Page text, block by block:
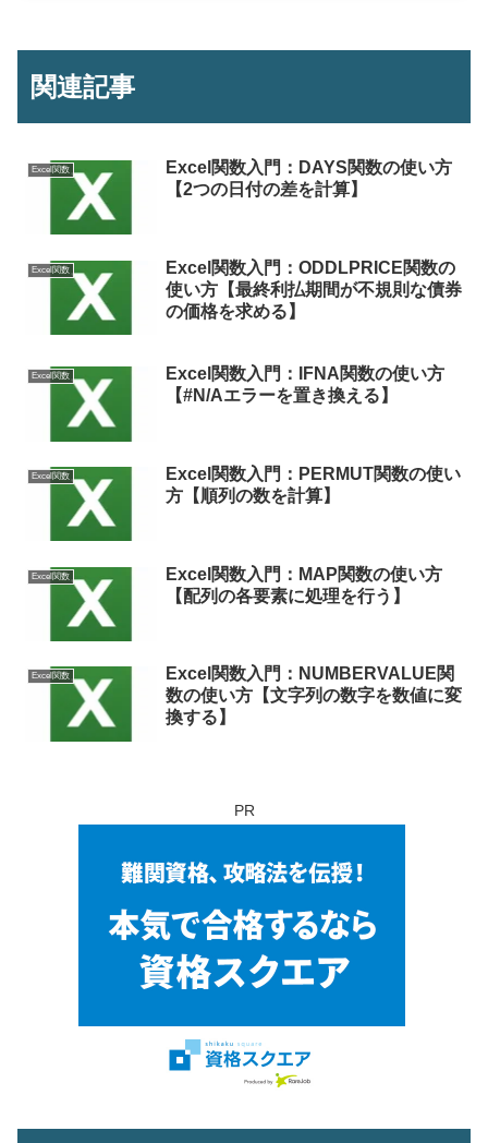
関連記事
Excel関数
Excel関数入門：DAYS関数の使い方
【2つの日付の差を計算】
Excel関数
Excel関数入門：ODDLPRICE関数の
使い方【最終利払期間が不規則な債券
の価格を求める】
Excel関数
Excel関数入門：IFNA関数の使い方
【#N/Aエラーを置き換える】
Excel関数
Excel関数入門：PERMUT関数の使い
方【順列の数を計算】
Excel関数
Excel関数入門：MAP関数の使い方
【配列の各要素に処理を行う】
Excel関数
Excel関数入門：NUMBERVALUE関
数の使い方【文字列の数字を数値に変
換する】
PR